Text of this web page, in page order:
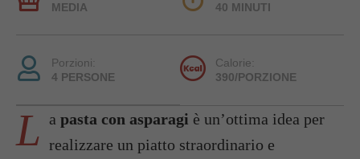
MEDIA
40 MINUTI
Porzioni:
4 PERSONE
Calorie:
390/PORZIONE
L a pasta con asparagi è un’ottima idea per
realizzare un piatto straordinario e